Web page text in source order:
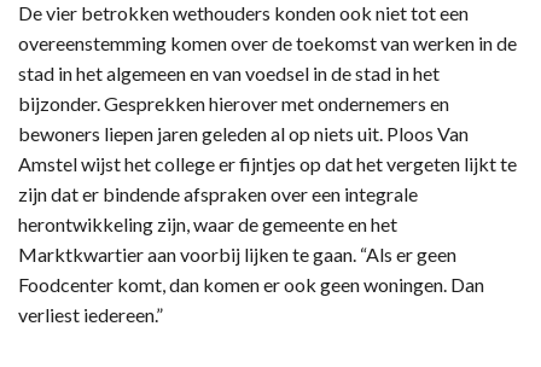
De vier betrokken wethouders konden ook niet tot een
overeenstemming komen over de toekomst van werken in de
stad in het algemeen en van voedsel in de stad in het
bijzonder. Gesprekken hierover met ondernemers en
bewoners liepen jaren geleden al op niets uit. Ploos Van
Amstel wijst het college er fijntjes op dat het vergeten lijkt te
zijn dat er bindende afspraken over een integrale
herontwikkeling zijn, waar de gemeente en het
Marktkwartier aan voorbij lijken te gaan. “Als er geen
Foodcenter komt, dan komen er ook geen woningen. Dan
verliest iedereen.”